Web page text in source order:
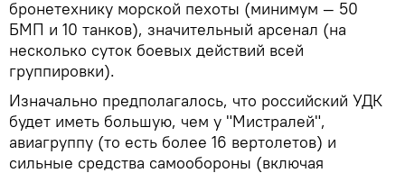
бронетехнику морской пехоты (минимум — 50
БМП и 10 танков), значительный арсенал (на
несколько суток боевых действий всей
группировки).
Изначально предполагалось, что российский УДК
будет иметь большую, чем у "Мистралей",
авиагруппу (то есть более 16 вертолетов) и
сильные средства самообороны (включая